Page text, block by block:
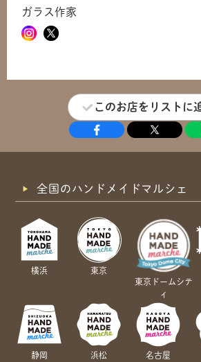
ガラス作家
このお店をリストに
全国のハンドメイドマルシェ
横浜
東京
東京ドームシテ
ィ
静岡 浜松 名古屋